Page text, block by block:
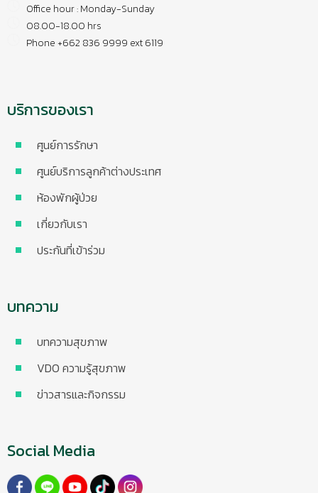
Office hour : Monday-Sunday
08.00-18.00 hrs
Phone +662 836 9999 ext 6119
บริการของเรา
ศูนย์การรักษา
ศูนย์บริการลูกค้าต่างประเทศ
ห้องพักผู้ป่วย
เกี่ยวกับเรา
ประกันที่เข้าร่วม
บทความ
บทความสุขภาพ
VDO ความรู้สุขภาพ
ข่าวสารและกิจกรรม
Social Media